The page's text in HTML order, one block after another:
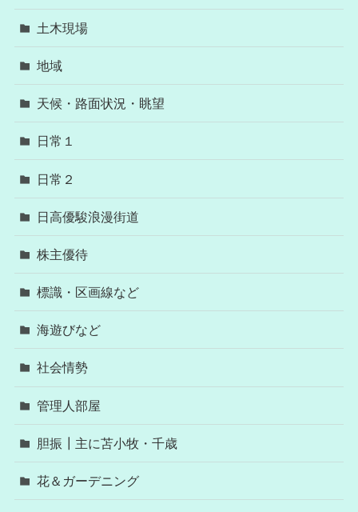
土木現場
地域
天候・路面状況・眺望
日常１
日常２
日高優駿浪漫街道
株主優待
標識・区画線など
海遊びなど
社会情勢
管理人部屋
胆振┃主に苫小牧・千歳
花＆ガーデニング